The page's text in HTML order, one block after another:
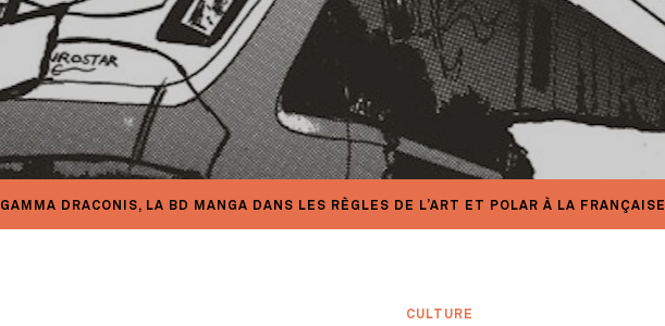
GAMMA DRACONIS, LA BD MANGA DANS LES RÈGLES DE L’ART ET POLAR À LA FRANÇAISE
CULTURE